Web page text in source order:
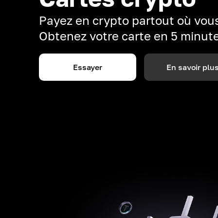
Payez en crypto partout où
Obtenez votre carte en 5
Essayer En savoir